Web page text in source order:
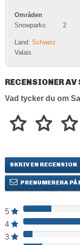
Områden
Snowparks:
2
Land: Schweiz
Valais
RECENSIONER AV
Vad tycker du om
SKRIV EN RECENSION
PRENUMERERA PÅ
5
4
3